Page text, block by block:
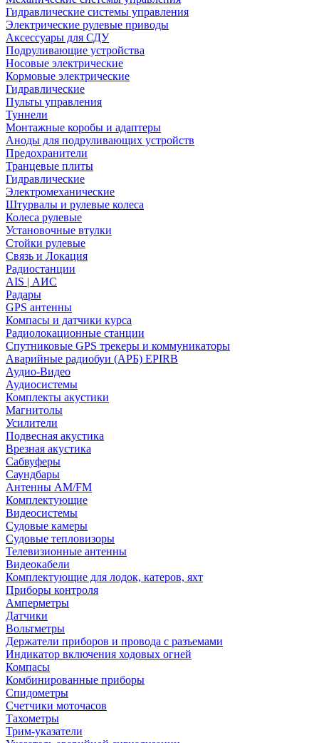
Гидравлические системы управления
Электрические рулевые приводы
Аксессуары для СДУ
Подруливающие устройства
Носовые электрические
Кормовые электрические
Гидравлические
Пульты управления
Туннели
Монтажные коробы и адаптеры
Аноды для подруливающих устройств
Предохранители
Транцевые плиты
Гидравлические
Электромеханические
Штурвалы и рулевые колеса
Колеса рулевые
Установочные втулки
Стойки рулевые
Связь и Локация
Радиостанции
AIS | АИС
Радары
GPS антенны
Компасы и датчики курса
Радиолокационные станции
Спутниковые GPS трекеры и коммуникаторы
Аварийные радиобуи (АРБ) EPIRB
Аудио-Видео
Аудиосистемы
Комплекты акустики
Магнитолы
Усилители
Подвесная акустика
Врезная акустика
Сабвуферы
Саундбары
Антенны AM/FM
Комплектующие
Видеосистемы
Судовые камеры
Cудовые тепловизоры
Телевизионные антенны
Видеокабели
Комплектующие для лодок, катеров, яхт
Приборы контроля
Амперметры
Датчики
Вольтметры
Держатели приборов и провода с разъемами
Индикатор включения ходовых огней
Компасы
Комбинированные приборы
Спидометры
Счетчики моточасов
Тахометры
Трим-указатели